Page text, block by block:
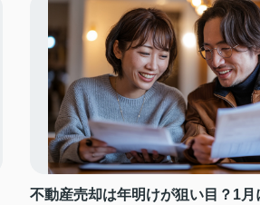
不動産売却は年明けが狙い目？1月